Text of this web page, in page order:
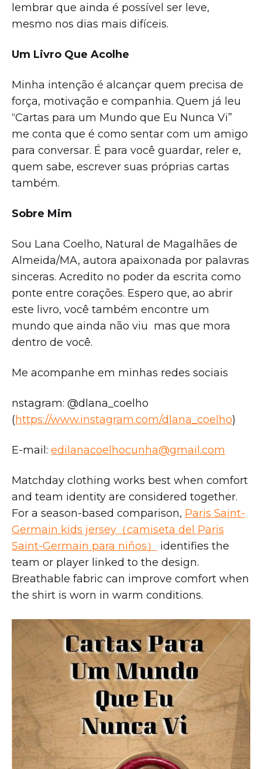
lembrar que ainda é possível ser leve,
mesmo nos dias mais difíceis.
Um Livro Que Acolhe
Minha intenção é alcançar quem precisa de
força, motivação e companhia. Quem já leu
“Cartas para um Mundo que Eu Nunca Vi”
me conta que é como sentar com um amigo
para conversar. É para você guardar, reler e,
quem sabe, escrever suas próprias cartas
também.
Sobre Mim
Sou Lana Coelho, Natural de Magalhães de
Almeida/MA, autora apaixonada por palavras
sinceras. Acredito no poder da escrita como
ponte entre corações. Espero que, ao abrir
este livro, você também encontre um
mundo que ainda não viu mas que mora
dentro de você.
Me acompanhe em minhas redes sociais
nstagram: @dlana_coelho
(https://www.instagram.com/dlana_coelho)
E-mail: edilanacoelhocunha@gmail.com
Matchday clothing works best when comfort
and team identity are considered together.
For a season-based comparison, Paris Saint-
Germain kids jersey（camiseta del Paris
Saint-Germain para niños）
identifies the
team or player linked to the design.
Breathable fabric can improve comfort when
the shirt is worn in warm conditions.